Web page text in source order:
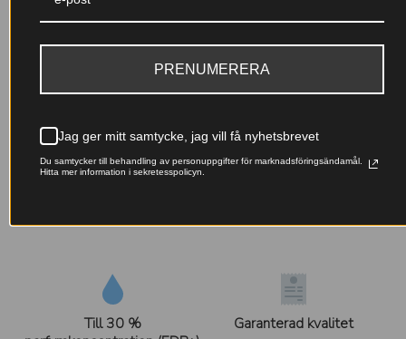
sofistikerade versionerna inom Stronger With You-
serien. Nicole-varianten bygger på den karaktäristiska
krämiga-träiga balansen och levererar en trogen
ihållighet som lämnar ett bestående intryck.
Till 30 %
Garanterad kvalitet
PRENUMERERA
Jag ger mitt samtycke, jag vill få nyhetsbrevet
Du samtycker till behandling av personuppgifter för marknadsföringsändamål.
Hitta mer information i sekretesspolicyn.